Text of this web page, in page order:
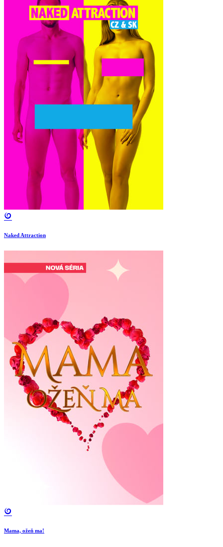
Naked Attraction
Mama, ožeň ma!